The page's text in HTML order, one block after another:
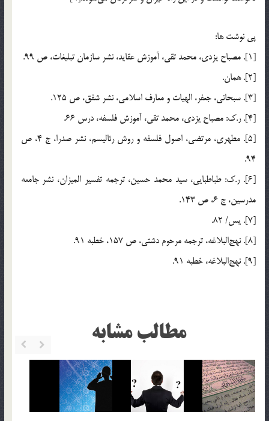
پي نوشت ها:
[1].‌ مصباح يزدي، محمد تقي، آموزش عقايد، نشر سازمان تبليغات، ص 99.
[2]. همان.
[3]. سبحاني، جعفر، الهيات و معارف اسلامي، نشر شفق، ص 125.
[4]. ر.ک: مصباح يزدي، محمد تقي، آموزش فلسفه، درس 66.
[5]. مطهري، مرتضي، اصول فلسفه و روش رئاليسم، نشر صدرا، ج 4، ص
94.
[6]. ر.ک: طباطبايي، سيد محمد حسين، ترجمه تفسير الميزان، نشر جامعه
مدرسين، ج 6، ص 143.
[7]. يس/ 82.
[8]. نهج‌البلاغه، ترجمه مرحوم دشتي، ص 157،‌ خطبه 91.
[9]. نهج‌البلاغه، ‌خطبه 91.
مطالب مشابه